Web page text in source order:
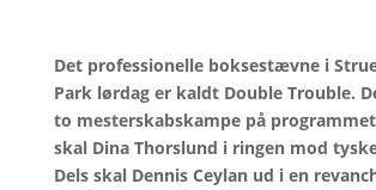
Det professionelle boksestævne i
Park lørdag er kaldt Double Trouble.
to mesterskabskampe på
skal Dina Thorslund i ringen mod
Dels skal Dennis Ceylan ud i en